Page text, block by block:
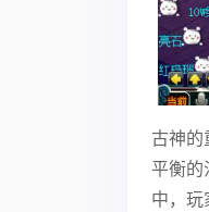
古神的
平衡的
中，玩